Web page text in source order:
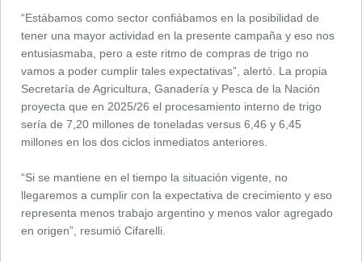
“Estábamos como sector confiábamos en la posibilidad de
tener una mayor actividad en la presente campaña y eso nos
entusiasmaba, pero a este ritmo de compras de trigo no
vamos a poder cumplir tales expectativas”, alertó. La propia
Secretaría de Agricultura, Ganadería y Pesca de la Nación
proyecta que en 2025/26 el procesamiento interno de trigo
sería de 7,20 millones de toneladas versus 6,46 y 6,45
millones en los dos ciclos inmediatos anteriores.
“Si se mantiene en el tiempo la situación vigente, no
llegaremos a cumplir con la expectativa de crecimiento y eso
representa menos trabajo argentino y menos valor agregado
en origen”, resumió Cifarelli.